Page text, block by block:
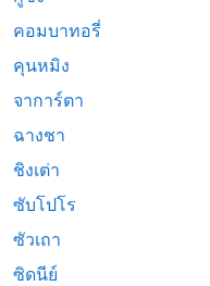
คอมบาทอรี่
คุนหมิง
จาการ์ตา
ฉางชา
ชิงเต่า
ซับโปโร
ซัวเถา
ซิดนีย์